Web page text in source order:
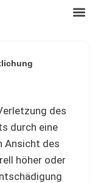
des
durch eine
Ansicht des
höher oder